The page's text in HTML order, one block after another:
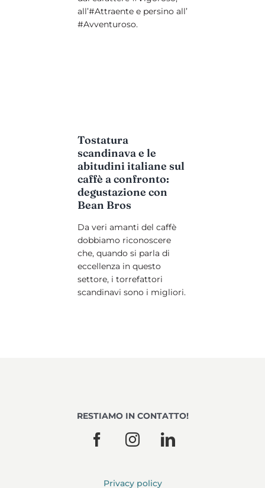
all’#Attraente e persino all’
#Avventuroso.
Tostatura
scandinava e le
abitudini italiane sul
caffè a confronto:
degustazione con
Bean Bros
Da veri amanti del caffè
dobbiamo riconoscere
che, quando si parla di
eccellenza in questo
settore, i torrefattori
scandinavi sono i migliori.
RESTIAMO IN CONTATTO!
Privacy policy